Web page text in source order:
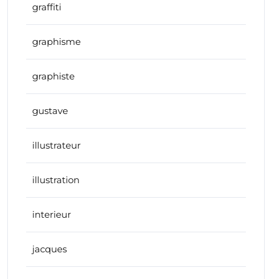
graffiti
graphisme
graphiste
gustave
illustrateur
illustration
interieur
jacques